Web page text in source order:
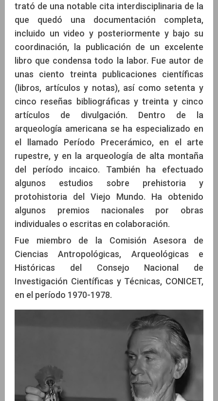
trató de una notable cita interdisciplinaria de la
que quedó una documentación completa,
incluido un video y posteriormente y bajo su
coordinación, la publicación de un excelente
libro que condensa todo la labor. Fue autor de
unas ciento treinta publicaciones científicas
(libros, artículos y notas), así como setenta y
cinco reseñas bibliográficas y treinta y cinco
artículos de divulgación. Dentro de la
arqueología americana se ha especializado en
el llamado Período Precerámico, en el arte
rupestre, y en la arqueología de alta montaña
del período incaico. También ha efectuado
algunos estudios sobre prehistoria y
protohistoria del Viejo Mundo. Ha obtenido
algunos premios nacionales por obras
individuales o escritas en colaboración.
Fue miembro de la Comisión Asesora de
Ciencias Antropológicas, Arqueológicas e
Históricas del Consejo Nacional de
Investigación Científicas y Técnicas, CONICET,
en el período 1970-1978.